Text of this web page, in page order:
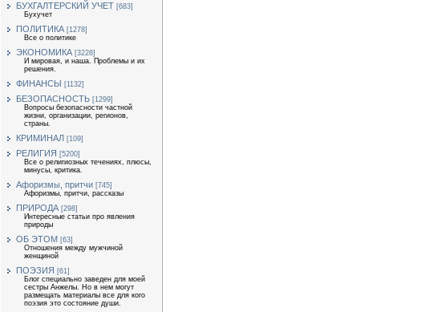
БУХГАЛТЕРСКИЙ УЧЕТ [683]
Бухучет
ПОЛИТИКА [1278]
Все о политике
ЭКОНОМИКА [3228]
И мировая, и наша. Проблемы и их
решения.
ФИНАНСЫ [1132]
БЕЗОПАСНОСТЬ [1299]
Вопросы безопасности частной
жизни, организации, регионов,
страны.
КРИМИНАЛ [109]
РЕЛИГИЯ [5200]
Все о религиозных течениях, плюсы,
минусы, критика.
Афоризмы, притчи [745]
Афоризмы, притчи, рассказы
ПРИРОДА [298]
Интересные статьи про явления
природы
ОБ ЭТОМ [63]
Отношения между мужчиной
женщиной
ПОЭЗИЯ [61]
Блог специально заведен для моей
сестры Анжелы. Но в нем могут
размещать материалы все для кого
поэзия это состояние души.